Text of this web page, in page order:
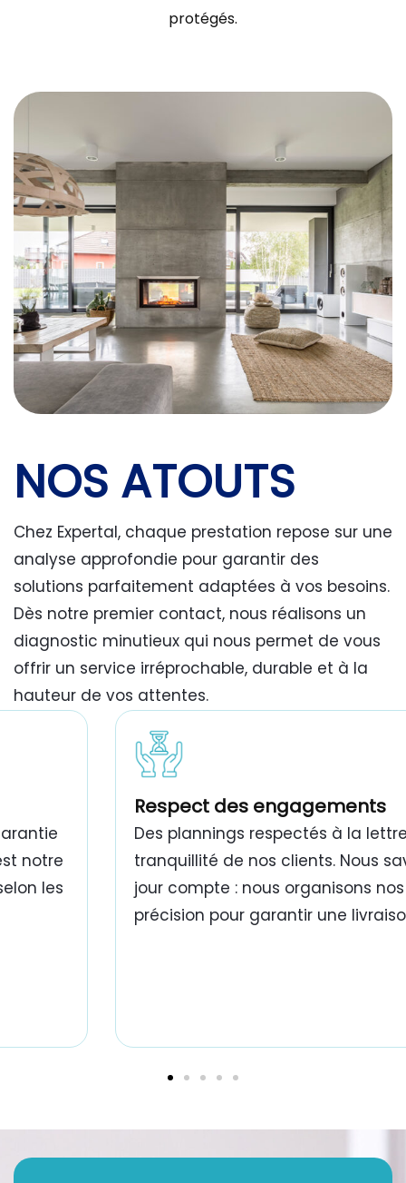
protégés.
NOS ATOUTS
Chez Expertal, chaque prestation repose sur une
analyse approfondie pour garantir des
solutions parfaitement adaptées à vos besoins.
Dès notre premier contact, nous réalisons un
diagnostic minutieux qui nous permet de vous
offrir un service irréprochable, durable et à la
hauteur de vos attentes.
travaux de peinture bâtiment Tunisie
notre
les
Respect des engagements
Des plannings respectés à la
tranquillité de nos clients. Nous
jour compte : nous organisons
précision pour garantir une